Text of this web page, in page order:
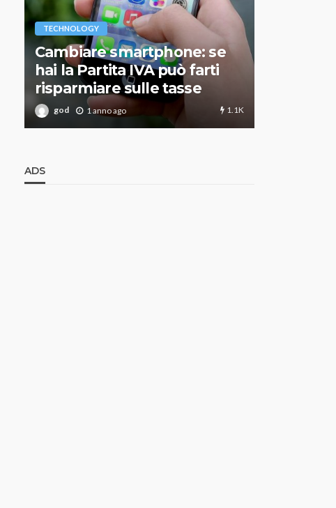
TECHNOLOGY
Cambiare smartphone: se
hai la Partita IVA può farti
risparmiare sulle tasse
god 1 anno ago 1.1K
ADS